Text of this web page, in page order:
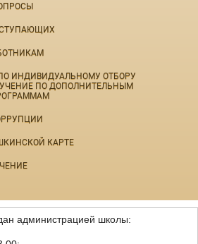
ИНДИВИДУАЛЬНОМУ ОТБОРУ
ПО ДОПОЛНИТЕЛЬНЫМ
КАРТЕ
администрацией школы: